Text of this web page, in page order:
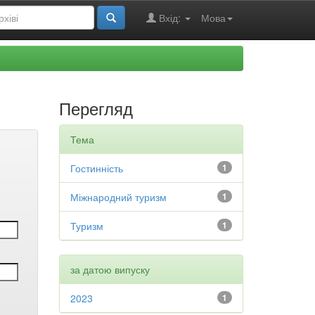
Мова
Вхід:
Перегляд
Тема
1
Гостинність
1
Міжнародний туризм
1
Туризм
за датою випуску
1
2023